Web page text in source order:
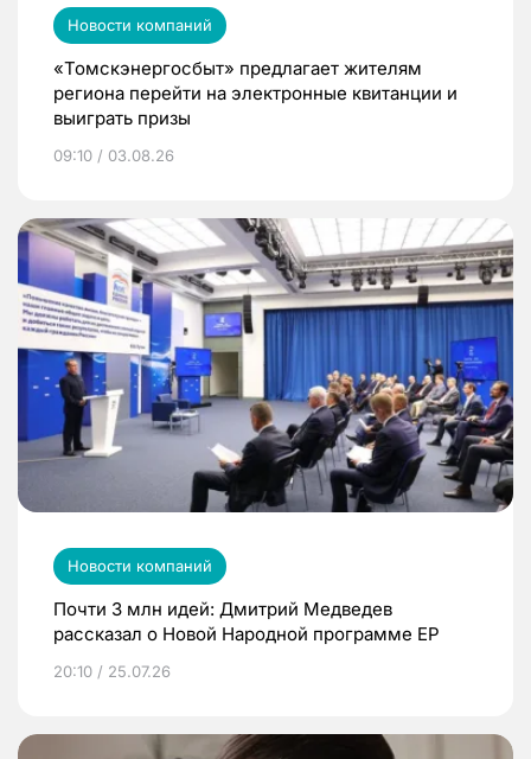
Новости компаний
«Томскэнергосбыт» предлагает жителям
региона перейти на электронные квитанции и
выиграть призы
09:10 / 03.08.26
Новости компаний
Почти 3 млн идей: Дмитрий Медведев
рассказал о Новой Народной программе ЕР
20:10 / 25.07.26